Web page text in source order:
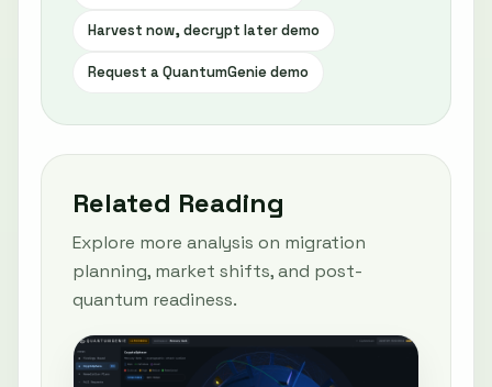
Harvest now, decrypt later demo
Request a QuantumGenie demo
Related Reading
Explore more analysis on migration
planning, market shifts, and post-
quantum readiness.